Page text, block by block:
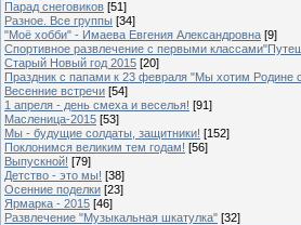
Парад снеговиков [51]
Разное. Все группы [34]
"Моё хобби" - Имаева Евгения Александровна [9]
Спортивное развлечение с первыми
Старый Новый год 2015 [20]
Праздник с папами к 23 февраля "Мы хотим Родине
Весенние встречи [54]
1 апреля - день смеха и веселья! [91]
Масленица-2015 [53]
Мы - будущие солдаты, защитники! [152]
Поклонимся великим тем годам! [56]
Выпускной! [79]
Детство - это мы! [38]
Осенние поделки [23]
Ярмарка - 2015 [46]
Развлечение "Музыкальная шкатулка" [32]